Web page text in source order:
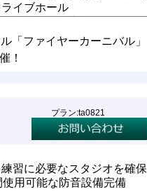
イブホール
「ファイヤーカーニバル」
！
プラン:ta0821
習に必要なスタジオを確保
使用可能な防音設備完備